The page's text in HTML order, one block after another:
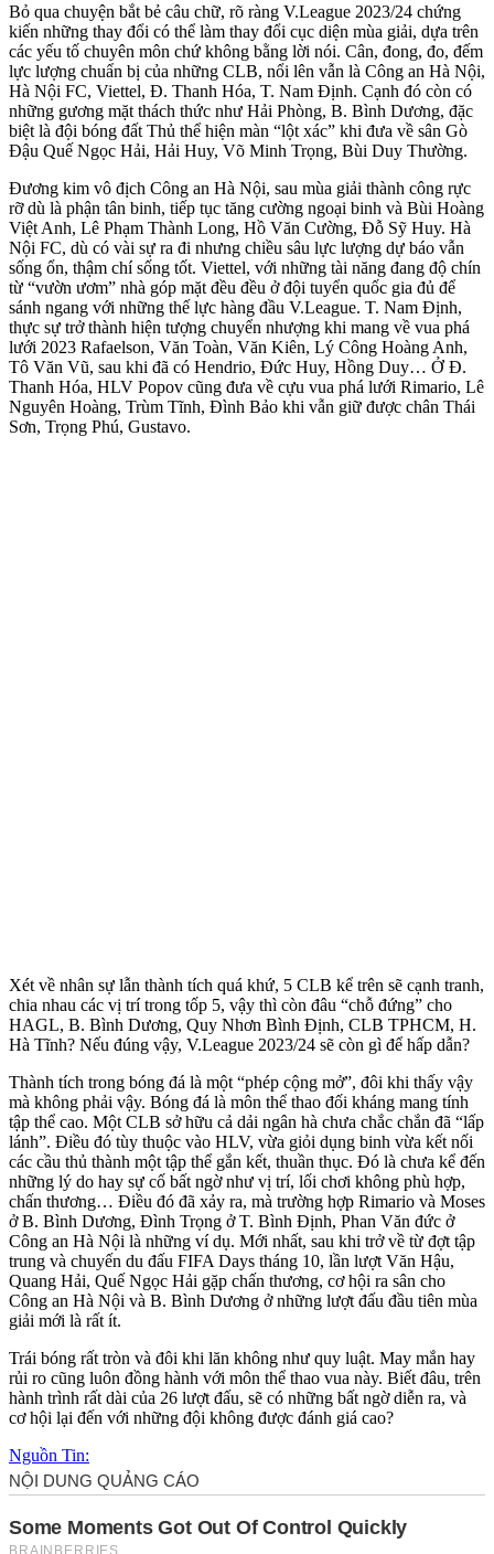
Bỏ qua chuyện bắt bẻ câu chữ, rõ ràng V.League 2023/24 chứng
kiến những thay đổi có thể làm thay đổi cục diện mùa giải, dựa trên
các yếu tố chuyên môn chứ không bằng lời nói. Cân, đong, đo, đếm
lực lượng chuẩn bị của những CLB, nổi lên vẫn là Công an Hà Nội,
Hà Nội FC, Viettel, Đ. Thanh Hóa, T. Nam Định. Cạnh đó còn có
những gương mặt thách thức như Hải Phòng, B. Bình Dương, đặc
biệt là đội bóng đất Thủ thể hiện màn “lột xác” khi đưa về sân Gò
Đậu Quế Ngọc Hải, Hải Huy, Võ Minh Trọng, Bùi Duy Thường.
Đương kim vô địch Công an Hà Nội, sau mùa giải thành công rực
rỡ dù là phận tân binh, tiếp tục tăng cường ngoại binh và Bùi Hoàng
Việt Anh, Lê Phạm Thành Long, Hồ Văn Cường, Đỗ Sỹ Huy. Hà
Nội FC, dù có vài sự ra đi nhưng chiều sâu lực lượng dự báo vẫn
sống ổn, thậm chí sống tốt. Viettel, với những tài năng đang độ chín
từ “vườn ươm” nhà góp mặt đều đều ở đội tuyển quốc gia đủ để
sánh ngang với những thế lực hàng đầu V.League. T. Nam Định,
thực sự trở thành hiện tượng chuyển nhượng khi mang về vua phá
lưới 2023 Rafaelson, Văn Toàn, Văn Kiên, Lý Công Hoàng Anh,
Tô Văn Vũ, sau khi đã có Hendrio, Đức Huy, Hồng Duy… Ở Đ.
Thanh Hóa, HLV Popov cũng đưa về cựu vua phá lưới Rimario, Lê
Nguyên Hoàng, Trùm Tĩnh, Đình Bảo khi vẫn giữ được chân Thái
Sơn, Trọng Phú, Gustavo.
Xét về nhân sự lẫn thành tích quá khứ, 5 CLB kể trên sẽ cạnh tranh,
chia nhau các vị trí trong tốp 5, vậy thì còn đâu “chỗ đứng” cho
HAGL, B. Bình Dương, Quy Nhơn Bình Định, CLB TPHCM, H.
Hà Tĩnh? Nếu đúng vậy, V.League 2023/24 sẽ còn gì để hấp dẫn?
Thành tích trong bóng đá là một “phép cộng mở”, đôi khi thấy vậy
mà không phải vậy. Bóng đá là môn thể thao đối kháng mang tính
tập thể cao. Một CLB sở hữu cả dải ngân hà chưa chắc chắn đã “lấp
lánh”. Điều đó tùy thuộc vào HLV, vừa giỏi dụng binh vừa kết nối
các cầu thủ thành một tập thể gắn kết, thuần thục. Đó là chưa kể đến
những lý do hay sự cố bất ngờ như vị trí, lối chơi không phù hợp,
chấn thương… Điều đó đã xảy ra, mà trường hợp Rimario và Moses
ở B. Bình Dương, Đình Trọng ở T. Bình Định, Phan Văn đức ở
Công an Hà Nội là những ví dụ. Mới nhất, sau khi trở về từ đợt tập
trung và chuyến du đấu FIFA Days tháng 10, lần lượt Văn Hậu,
Quang Hải, Quế Ngọc Hải gặp chấn thương, cơ hội ra sân cho
Công an Hà Nội và B. Bình Dương ở những lượt đấu đầu tiên mùa
giải mới là rất ít.
Trái bóng rất tròn và đôi khi lăn không như quy luật. May mắn hay
rủi ro cũng luôn đồng hành với môn thể thao vua này. Biết đâu, trên
hành trình rất dài của 26 lượt đấu, sẽ có những bất ngờ diễn ra, và
cơ hội lại đến với những đội không được đánh giá cao?
Nguồn Tin: